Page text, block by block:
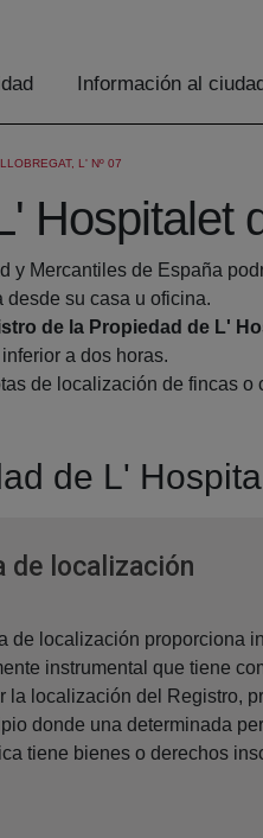
Información al
L' Nº 07
Hospitalet
Mercantiles de España
desde su casa u oficina.
de la Propiedad de L'
a dos horas.
de localización de fincas o
de L'
de localización
de localización proporciona
instrumental que tiene
la localización del Registro,
donde una determinada
tiene bienes o derechos